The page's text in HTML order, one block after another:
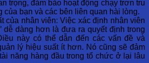
trọng, đảm bảo hoạt động chạy trơn tru
của bạn và các bên liên quan hài lòng.
của nhân viên: Việc xác định nhân viên
dễ dàng hơn là đưa ra quyết định trong
này có thể dẫn đến các vấn đề và
lý hiệu suất ít hơn. Nó cũng sẽ đảm
năng hàng đầu trong tổ chức ở lại lâu